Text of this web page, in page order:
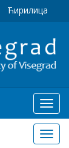
Ћирилица
Glavni
meni